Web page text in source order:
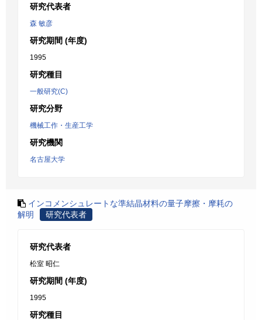
研究代表者
森 敏彦
研究期間 (年度)
1995
研究種目
一般研究(C)
研究分野
機械工作・生産工学
研究機関
名古屋大学
インコメンシュレートな準結晶材料の量子摩擦・摩耗の
解明
研究代表者
研究代表者
松室 昭仁
研究期間 (年度)
1995
研究種目